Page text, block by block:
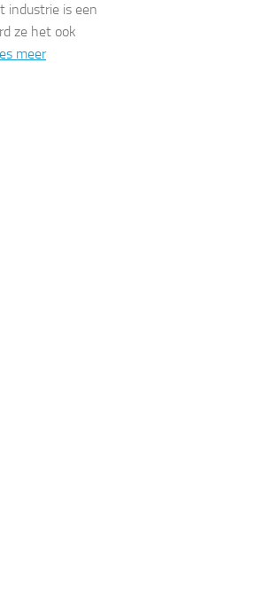
industrie is een
ze het ook
meer